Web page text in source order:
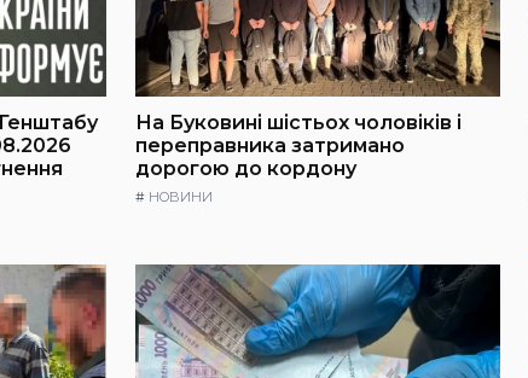
На Буковині шістьох чоловіків і
переправника затримано
дорогою до кордону
# НОВИНИ